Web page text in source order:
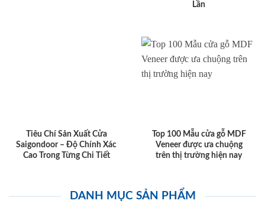
Lần
Tiêu Chí Sản Xuất Cửa
Saigondoor – Độ Chính Xác
Cao Trong Từng Chi Tiết
Top 100 Mẫu cửa gỗ MDF
Veneer được ưa chuộng
trên thị trường hiện nay
DANH MỤC SẢN PHẨM